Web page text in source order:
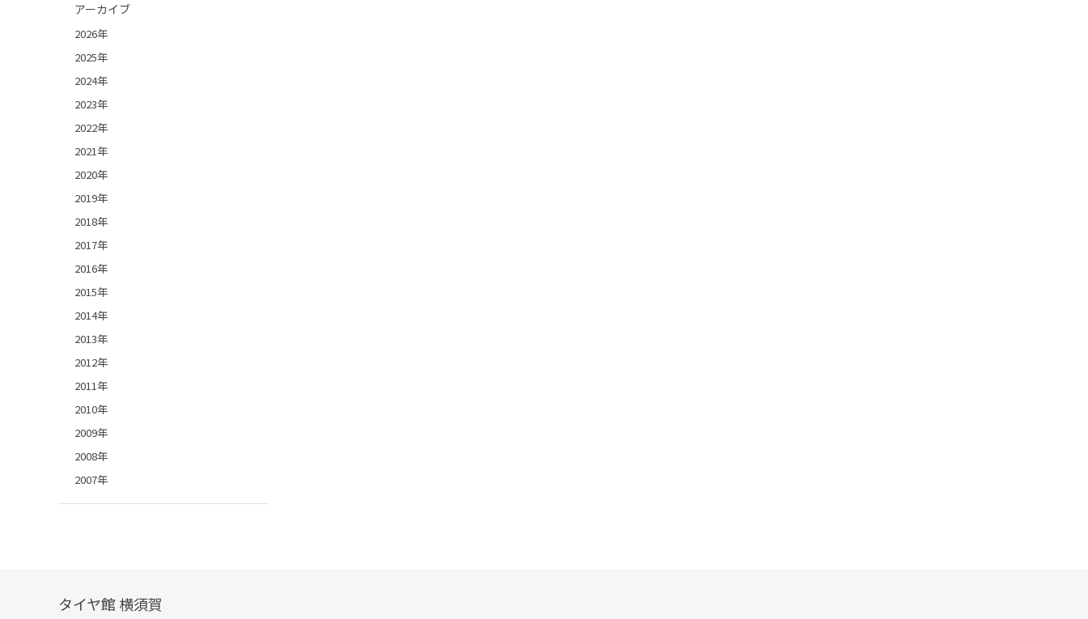
アーカイブ
2026年
2025年
2024年
2023年
2022年
2021年
2020年
2019年
2018年
2017年
2016年
2015年
2014年
2013年
2012年
2011年
2010年
2009年
2008年
2007年
タイヤ館 横須賀